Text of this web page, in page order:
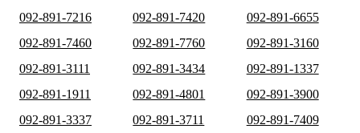
092-891-7216
092-891-7420
092-891-6655
092-891-7460
092-891-7760
092-891-3160
092-891-3111
092-891-3434
092-891-1337
092-891-1911
092-891-4801
092-891-3900
092-891-3337
092-891-3711
092-891-7409